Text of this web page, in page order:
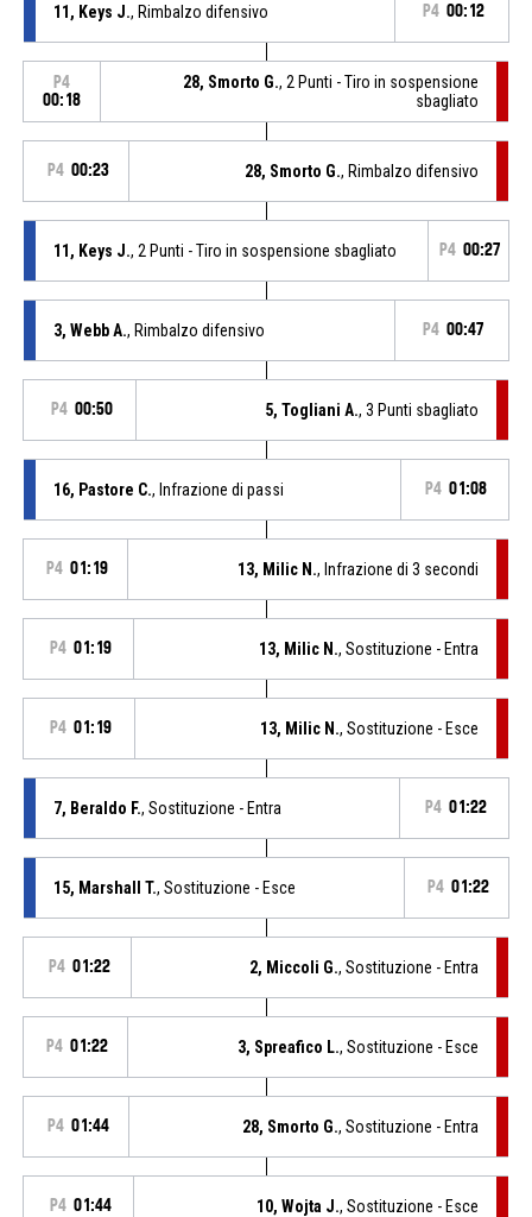
11, Keys J., Rimbalzo difensivo P4 00:12
P4
00:18
28, Smorto G., 2 Punti - Tiro in sospensione
sbagliato
P4 00:23 28, Smorto G., Rimbalzo difensivo
11, Keys J., 2 Punti - Tiro in sospensione sbagliato P4 00:27
3, Webb A., Rimbalzo difensivo P4 00:47
P4 00:50 5, Togliani A., 3 Punti sbagliato
16, Pastore C., Infrazione di passi P4 01:08
P4 01:19 13, Milic N., Infrazione di 3 secondi
P4 01:19 13, Milic N., Sostituzione - Entra
P4 01:19 13, Milic N., Sostituzione - Esce
7, Beraldo F., Sostituzione - Entra P4 01:22
15, Marshall T., Sostituzione - Esce P4 01:22
P4 01:22 2, Miccoli G., Sostituzione - Entra
P4 01:22 3, Spreafico L., Sostituzione - Esce
P4 01:44 28, Smorto G., Sostituzione - Entra
P4 01:44 10, Wojta J., Sostituzione - Esce